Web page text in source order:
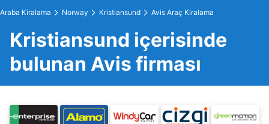
Araba Kiralama Norway Kristiansund Avis Araç Kiralama
Kristiansund içerisinde
bulunan Avis firması